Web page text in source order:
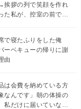
挨拶の列で笑顔を作れ
た私が、控室の前で彼
で寝たふりをした俺
ーベキューの帰りに謝
由
は会費を納めている方
なんです」朝の体操の
私だけに届いていなか